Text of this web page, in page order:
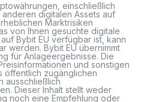
einschließlich
digitalen Assets auf
Marktrisiken
von Ihnen gesuchte digitale
Bybit EU verfügbar ist, kann
werden. Bybit EU übernimmt
für Anlageergebnisse. Die
und sonstigen
öffentlich zugänglichen
ausschließlich
Dieser Inhalt stellt weder
noch eine Empfehlung oder